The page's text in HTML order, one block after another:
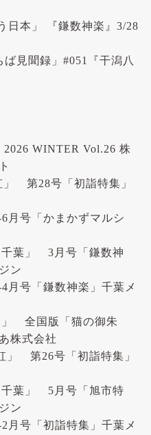
日本」 『鎌数神楽』3/28
見聞録」#051『干潟八
WINTER Vol.26 株
ト
第28号「初詣特集」
号「かまかずマルシ
千葉」 3月号「鎌数神
ン
号「鎌数神楽」千葉メ
」 全国版「猫の御朱
株式会社
」 第26号「初詣特集」
千葉」 5月号「旭市特
ン
号「初詣特集」千葉メ